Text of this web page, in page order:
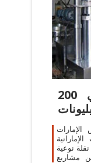
200 شركة وطنية تستثمر في
الإمارات
نوعية
مشاريع